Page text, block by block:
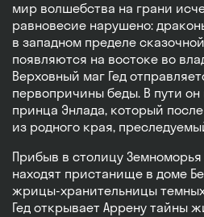
мир волшебства на грани
равновесие нарушено:
в западном пределе
появляются на востоке во
Верховный маг Гед
первопричины беды. В пути он
принца Энлада, который
из родного края,
Прибыв в столицу Земноморья
находят пристанище в доме
жрицы-хранительницы темных
Гед открывает Аррену тайны